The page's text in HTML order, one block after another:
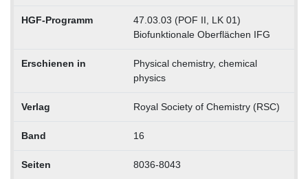
HGF-Programm
47.03.03 (POF II, LK 01)
Biofunktionale Oberflächen IFG
Erschienen in
Physical chemistry, chemical
physics
Verlag Royal Society of Chemistry (RSC)
Band 16
Seiten 8036-8043